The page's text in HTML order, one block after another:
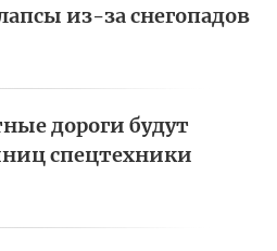
из-за снегопадов
дороги будут
спецтехники